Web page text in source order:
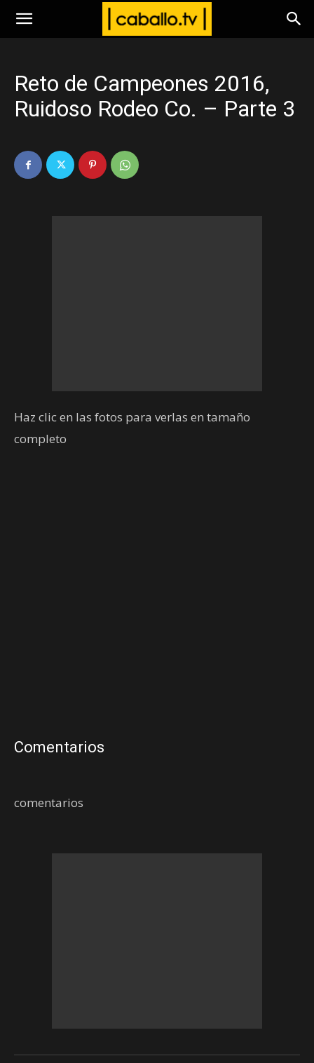
www.caballo.tv
Reto de Campeones 2016,
Ruidoso Rodeo Co. – Parte 3
Haz clic en las fotos para verlas en tamaño
completo
Comentarios
comentarios